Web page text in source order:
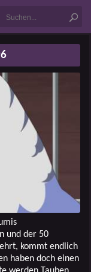
und der 50
kommt endlich
haben doch einen